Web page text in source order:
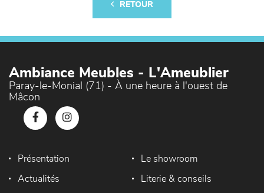
RETOUR
Ambiance Meubles - L'Ameublier
Paray-le-Monial (71) - À une heure à l'ouest de
Mâcon
Présentation Le showroom
Actualités Literie & conseils